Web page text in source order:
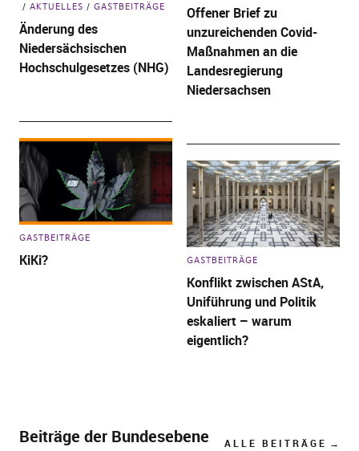
AKTUELLES GASTBEITRÄGE
Änderung des
Niedersächsischen
Hochschulgesetzes (NHG)
Offener Brief zu
unzureichenden Covid-
Maßnahmen an die
Landesregierung
Niedersachsen
GASTBEITRÄGE
KiKi? GASTBEITRÄGE
Konflikt zwischen AStA,
Uniführung und Politik
eskaliert – warum
eigentlich?
Beiträge der Bundesebene ALLE BEITRÄGE